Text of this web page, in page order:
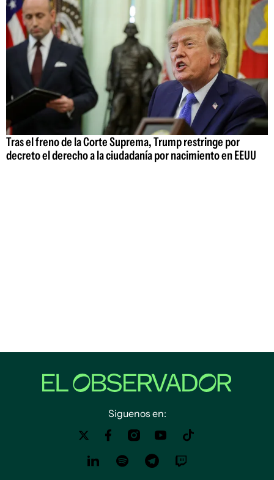
Tras el freno de la Corte Suprema, Trump restringe por
decreto el derecho a la ciudadanía por nacimiento en EEUU
Siguenos en: